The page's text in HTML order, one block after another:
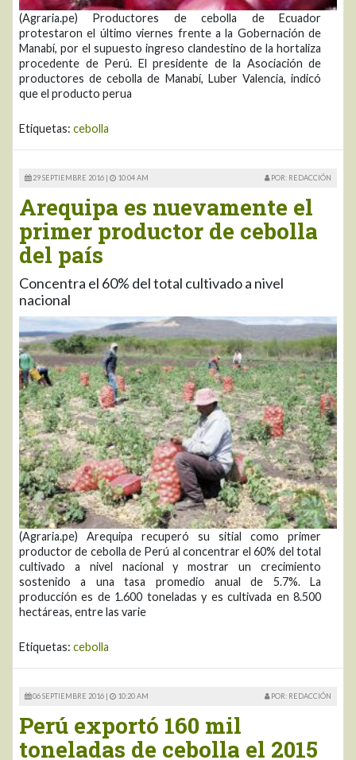
(Agraria.pe) Productores de cebolla de Ecuador
protestaron el último viernes frente a la Gobernación de
Manabí, por el supuesto ingreso clandestino de la hortaliza
procedente de Perú. El presidente de la Asociación de
productores de cebolla de Manabí, Luber Valencia, indicó
que el producto perua
Etiquetas: cebolla
29 SEPTIEMBRE 2016 | 10:04 AM POR: REDACCIÓN
Arequipa es nuevamente el
primer productor de cebolla
del país
Concentra el 60% del total cultivado a nivel
nacional
(Agraria.pe) Arequipa recuperó su sitial como primer
productor de cebolla de Perú al concentrar el 60% del total
cultivado a nivel nacional y mostrar un crecimiento
sostenido a una tasa promedio anual de 5.7%. La
producción es de 1.600 toneladas y es cultivada en 8.500
hectáreas, entre las varie
Etiquetas: cebolla
06 SEPTIEMBRE 2016 | 10:20 AM POR: REDACCIÓN
Perú exportó 160 mil
toneladas de cebolla el 2015